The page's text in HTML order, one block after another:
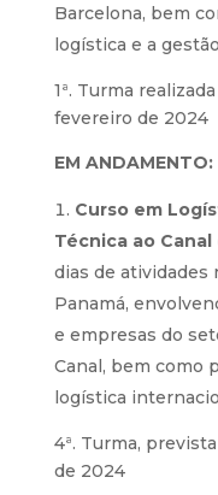
Barcelona, bem
logística e a
1ª. Turma
fevereiro de 2024
EM ANDAMENTO:
Curso em
Técnica ao Canal
dias de atividades
Panamá,
e empresas do
Canal, bem como
logística
4ª. Turma,
de 2024